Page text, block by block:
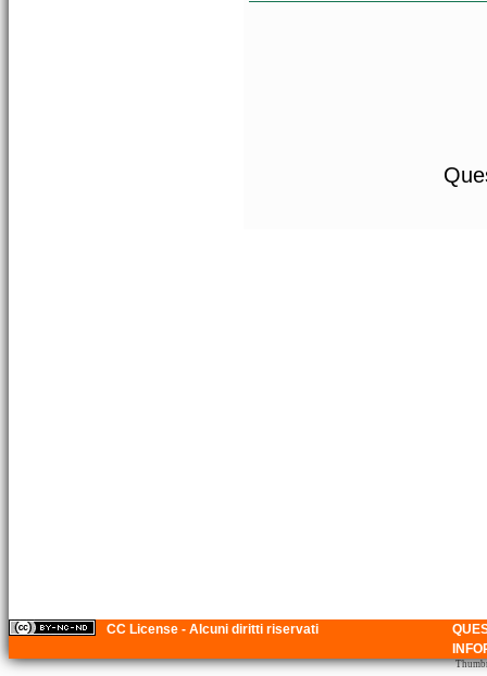
CC License - Alcuni diritti riservati